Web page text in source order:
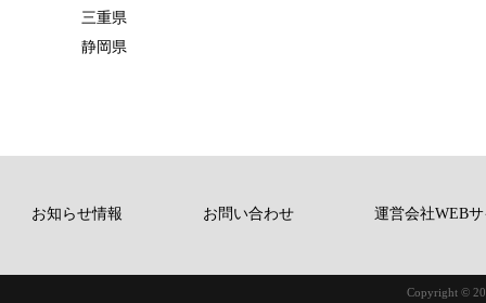
三重県
静岡県
お知らせ情報 お問い合わせ 運営会社WEB
Copyright ©